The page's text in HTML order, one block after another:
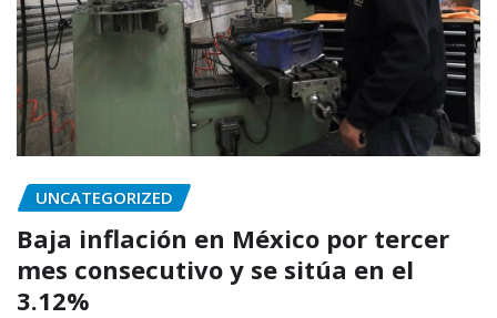
UNCATEGORIZED
Baja inflación en México por tercer
mes consecutivo y se sitúa en el
3.12%